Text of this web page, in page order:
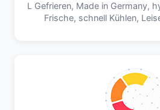
L Gefrieren, Made in Germany,
Frische, schnell Kühlen,